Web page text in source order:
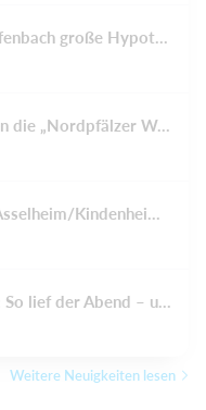
Zu viele Zeitstrafen kosten die „Nordpfälzer Wölfe“ den Sieg
Weitere Neuigkeiten lesen